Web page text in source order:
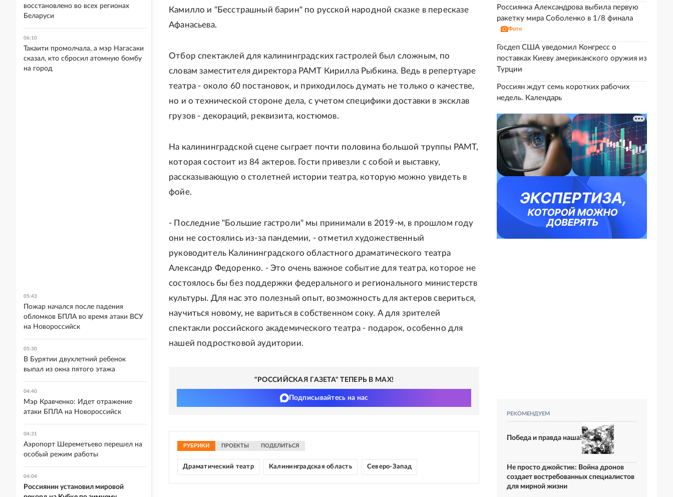
Камилло и "Бесстрашный барин" по русской народной сказке в пересказе
Афанасьева.
Отбор спектаклей для калининградских гастролей был сложным, по
словам заместителя директора РАМТ Кирилла Рыбкина. Ведь в репертуаре
театра - около 60 постановок, и приходилось думать не только о качестве,
но и о технической стороне дела, с учетом специфики доставки в эксклав
грузов - декораций, реквизита, костюмов.
На калининградской сцене сыграет почти половина большой труппы РАМТ,
которая состоит из 84 актеров. Гости привезли с собой и выставку,
рассказывающую о столетней истории театра, которую можно увидеть в
фойе.
- Последние "Большие гастроли" мы принимали в 2019-м, в прошлом году
они не состоялись из-за пандемии, - отметил художественный
руководитель Калининградского областного драматического театра
Александр Федоренко. - Это очень важное событие для театра, которое не
состоялось бы без поддержки федерального и регионального министерств
культуры. Для нас это полезный опыт, возможность для актеров свериться,
научиться новому, не вариться в собственном соку. А для зрителей
спектакли российского академического театра - подарок, особенно для
нашей подростковой аудитории.
"РОССИЙСКАЯ ГАЗЕТА" ТЕПЕРЬ В MAX!
Подписывайтесь на нас
РУБРИКИ ПРОЕКТЫ ПОДЕЛИТЬСЯ
Драматический театр Калининградская область Северо-Запад
Россиянка Александрова выбила первую
ракетку мира Соболенко в 1/8 финала
Фото
Госдеп США уведомил Конгресс о
поставках Киеву американского оружия из
Турции
Россиян ждут семь коротких рабочих
недель. Календарь
РЕКОМЕНДУЕМ
Победа и правда наша!
Не просто джойстик: Война дронов
создает востребованных специалистов
для мирной жизни
восстановлено во всех регионах
Беларуси
06:10
Такаити промолчала, а мэр Нагасаки
сказал, кто сбросил атомную бомбу
на город
05:43
Пожар начался после падения
обломков БПЛА во время атаки ВСУ
на Новороссийск
05:30
В Бурятии двухлетний ребенок
выпал из окна пятого этажа
04:40
Мэр Кравченко: Идет отражение
атаки БПЛА на Новороссийск
04:31
Аэропорт Шереметьево перешел на
особый режим работы
04:04
Россиянин установил мировой